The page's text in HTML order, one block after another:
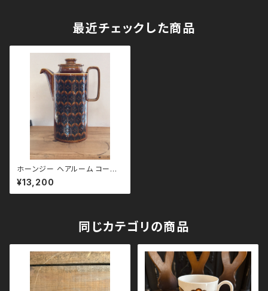
最近チェックした商品
ホーンジー ヘアルーム コーヒ
ーポット エアルーム
¥13,200
同じカテゴリの商品